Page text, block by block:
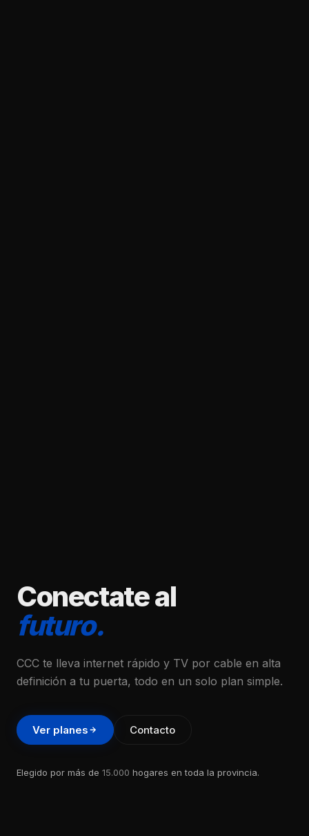
Conectate al
futuro.
CCC te lleva internet rápido y TV por cable en alta
definición a tu puerta, todo en un solo plan simple.
Ver planes Contacto
Elegido por más de 15.000 hogares en toda la provincia.